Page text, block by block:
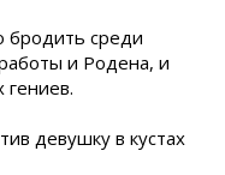
бродить среди
работы и Родена, и
гениев.
девушку в кустах